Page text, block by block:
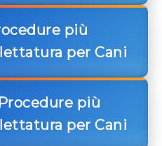
più
per Cani
più
per Cani